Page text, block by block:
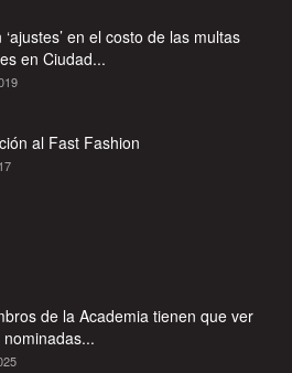
en el costo de las multas
en Ciudad...
al Fast Fashion
de la Academia tienen que ver